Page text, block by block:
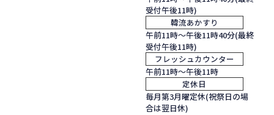
受付午後11時)
韓流あかすり
午前11時～午後11時40分(最終
受付午後11時)
フレッシュカウンター
午前11時～午後11時
定休日
毎月第3月曜定休(祝祭日の場
合は翌日休)